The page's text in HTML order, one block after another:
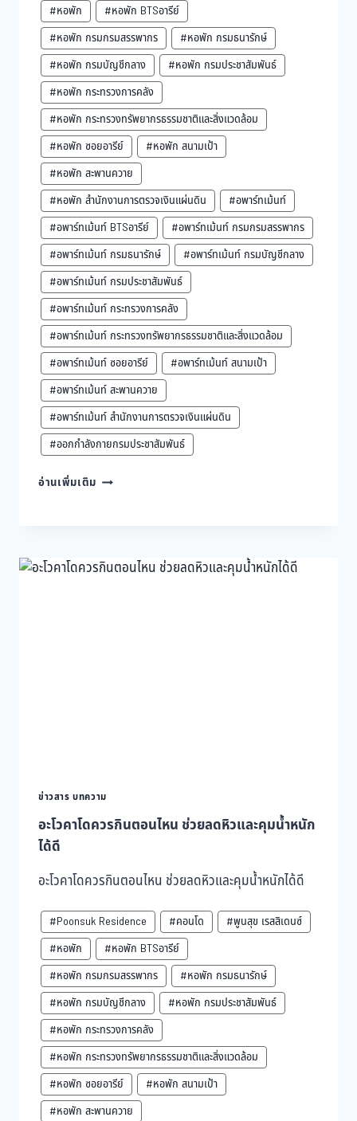
#หอพัก
#หอพัก BTSอารีย์
#หอพัก กรมกรมสรรพากร
#หอพัก กรมธนารักษ์
#หอพัก กรมบัญชีกลาง
#หอพัก กรมประชาสัมพันธ์
#หอพัก กระทรวงการคลัง
#หอพัก กระทรวงทรัพยากรธรรมชาติและสิ่งแวดล้อม
#หอพัก ซอยอารีย์
#หอพัก สนามเป้า
#หอพัก สะพานควาย
#หอพัก สำนักงานการตรวจเงินแผ่นดิน
#อพาร์ทเม้นท์
#อพาร์ทเม้นท์ BTSอารีย์
#อพาร์ทเม้นท์ กรมกรมสรรพากร
#อพาร์ทเม้นท์ กรมธนารักษ์
#อพาร์ทเม้นท์ กรมบัญชีกลาง
#อพาร์ทเม้นท์ กรมประชาสัมพันธ์
#อพาร์ทเม้นท์ กระทรวงการคลัง
#อพาร์ทเม้นท์ กระทรวงทรัพยากรธรรมชาติและสิ่งแวดล้อม
#อพาร์ทเม้นท์ ซอยอารีย์
#อพาร์ทเม้นท์ สนามเป้า
#อพาร์ทเม้นท์ สะพานควาย
#อพาร์ทเม้นท์ สำนักงานการตรวจเงินแผ่นดิน
#ออกกำลังกายกรมประชาสัมพันธ์
อ่านเพิ่มเติม อากาศ
เก็บ
ข่าวสาร บทความ
อะโวคาโดควรกินตอนไหน ช่วยลดหิวและคุมน้ำหนัก
ได้ดี
อะโวคาโดควรกินตอนไหน ช่วยลดหิวและคุมน้ำหนักได้ดี
#Poonsuk Residence #คอนโด
#พูนสุข เรสสิเดนซ์
#หอพัก
#หอพัก BTSอารีย์
#หอพัก กรมกรมสรรพากร
#หอพัก กรมธนารักษ์
#หอพัก กรมบัญชีกลาง
#หอพัก กรมประชาสัมพันธ์
#หอพัก กระทรวงการคลัง
#หอพัก กระทรวงทรัพยากรธรรมชาติและสิ่งแวดล้อม
#หอพัก ซอยอารีย์
#หอพัก สนามเป้า
#หอพัก สะพานควาย